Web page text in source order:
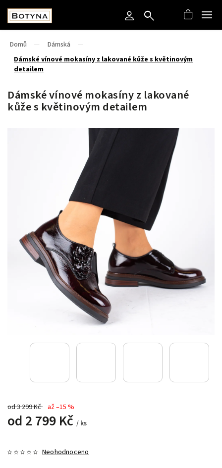
Domů / Dámská
/
Dámské vínové mokasíny z lakované kůže s květinovým
detailem
Dámské vínové mokasíny z lakované
kůže s květinovým detailem
od 3 299 Kč až –15 %
od 2 799 Kč / ks
Neohodnoceno